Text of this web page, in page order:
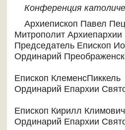
Конференция
Архиепископ Павел
Митрополит
Председатель Епископ
Ординарий
Епископ КлеменсПиккель
Ординарий Епархии
Епископ Кирилл Климович
Ординарий Епархии